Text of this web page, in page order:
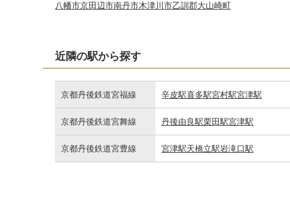
八幡市京田辺市南丹市木津川市乙訓郡大山崎町
近隣の駅から探す
京都丹後鉄道宮福線 辛皮駅喜多駅宮村駅宮津駅
京都丹後鉄道宮舞線 丹後由良駅栗田駅宮津駅
京都丹後鉄道宮豊線 宮津駅天橋立駅岩滝口駅